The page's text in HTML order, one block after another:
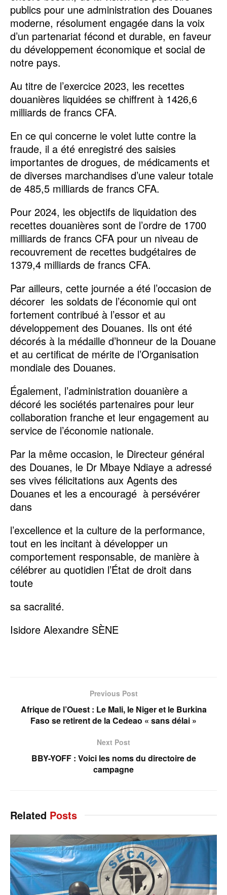
publics pour une administration des Douanes
moderne, résolument engagée dans la voix
d’un partenariat fécond et durable, en faveur
du développement économique et social de
notre pays.
Au titre de l’exercice 2023, les recettes
douanières liquidées se chiffrent à 1426,6
milliards de francs CFA.
En ce qui concerne le volet lutte contre la
fraude, il a été enregistré des saisies
importantes de drogues, de médicaments et
de diverses marchandises d’une valeur totale
de 485,5 milliards de francs CFA.
Pour 2024, les objectifs de liquidation des
recettes douanières sont de l’ordre de 1700
milliards de francs CFA pour un niveau de
recouvrement de recettes budgétaires de
1379,4 milliards de francs CFA.
Par ailleurs, cette journée a été l’occasion de
décorer les soldats de l’économie qui ont
fortement contribué à l’essor et au
développement des Douanes. Ils ont été
décorés à la médaille d’honneur de la Douane
et au certificat de mérite de l’Organisation
mondiale des Douanes.
Également, l’administration douanière a
décoré les sociétés partenaires pour leur
collaboration franche et leur engagement au
service de l’économie nationale.
Par la même occasion, le Directeur général
des Douanes, le Dr Mbaye Ndiaye a adressé
ses vives félicitations aux Agents des
Douanes et les a encouragé à persévérer
dans
l’excellence et la culture de la performance,
tout en les incitant à développer un
comportement responsable, de manière à
célébrer au quotidien l’État de droit dans
toute
sa sacralité.
Isidore Alexandre SÈNE
Previous Post
Afrique de l’Ouest : Le Mali, le Niger et le Burkina
Faso se retirent de la Cedeao « sans délai »
Next Post
BBY-YOFF : Voici les noms du directoire de
campagne
Related Posts